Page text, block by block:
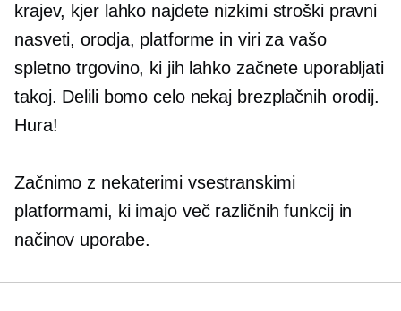
krajev, kjer lahko najdete nizkimi stroškipravni
nasveti, orodja, platforme in viri za vašo
spletno trgovino, ki jih lahko začnete uporabljati
takoj. Delili bomo celo nekaj brezplačnih orodij.
Hura!
Začnimo z nekaterimi vsestranskimi
platformami, ki imajo več različnih funkcij in
načinov uporabe.